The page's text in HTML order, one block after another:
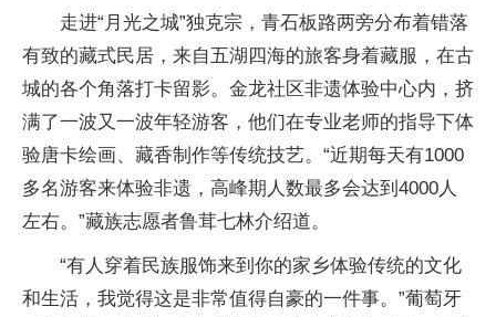
走进“月光之城”独克宗，青石板路两旁分布着错落
有致的藏式民居，来自五湖四海的旅客身着藏服，在古
城的各个角落打卡留影。金龙社区非遗体验中心内，挤
满了一波又一波年轻游客，他们在专业老师的指导下体
验唐卡绘画、藏香制作等传统技艺。“近期每天有1000
多名游客来体验非遗，高峰期人数最多会达到4000人
左右。”藏族志愿者鲁茸七林介绍道。
“有人穿着民族服饰来到你的家乡体验传统的文化
和生活，我觉得这是非常值得自豪的一件事。”葡萄牙